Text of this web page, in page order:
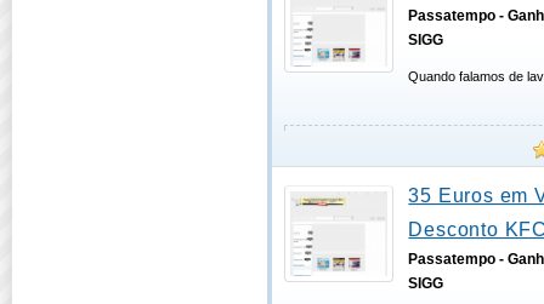
Passatempo -
SIGG
Quando falamos de
35 Euros em
Desconto
Passatempo -
SIGG